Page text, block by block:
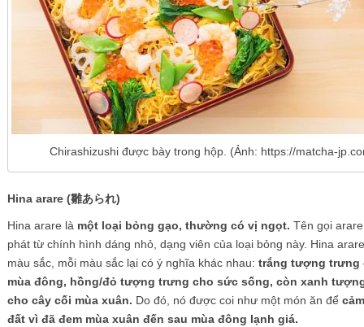
Chirashizushi được bày trong hộp. (Ảnh: https://matcha-
Hina arare (雛あられ)
Hina arare là một loại bỏng gạo, thường có vị ngọt. Tên gọi
phát từ chính hình dáng nhỏ, dạng viên của loại bỏng này. Hina
màu sắc, mỗi màu sắc lại có ý nghĩa khác nhau: trắng tượng trưng
mùa đông, hồng/đỏ tượng trưng cho sức sống, còn xanh
cho cây cối mùa xuân. Do đó, nó được coi như một món ăn để
đất vì đã đem mùa xuân đến sau mùa đông lạnh giá.